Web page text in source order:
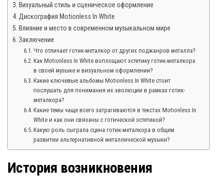
Визуальный стиль и сценическое оформление
Дискография Motionless In White
Влияние и место в современном музыкальном мире
Заключение
Что отличает готик-металкор от других поджанров металла?
Как Motionless In White воплощают эстетику готик-металкора
в своей музыке и визуальном оформлении?
Какие ключевые альбомы Motionless In White стоит
послушать для понимания их эволюции в рамках готик-
металкора?
Какие темы чаще всего затрагиваются в текстах Motionless In
White и как они связаны с готической эстетикой?
Какую роль сыграла сцена готик-металкора в общем
развитии альтернативной металлической музыки?
История возникновения